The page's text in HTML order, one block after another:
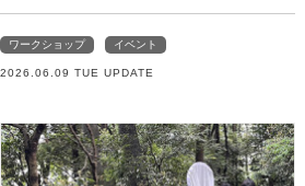
ワークショップ イベント
2026.06.09 TUE UPDATE